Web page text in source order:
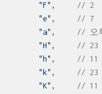
"F" , // 2
"e" , // 7
"a" , // 오
"H" , // 23
"h" , // 11
"k" , // 23
"K" , // 11